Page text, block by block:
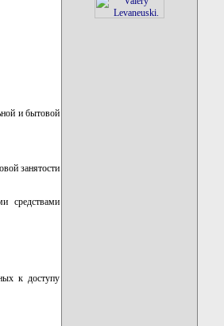
и бытовой
занятости
средствами
к доступу